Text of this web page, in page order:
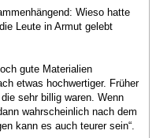
Wieso hatte
Leute in Armut gelebt
gute Materialien
etwas hochwertiger. Früher
sehr billig waren. Wenn
wahrscheinlich nach dem
kann es auch teurer sein“.